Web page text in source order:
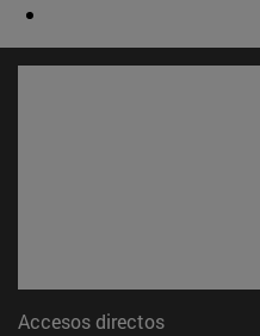
Accesos directos